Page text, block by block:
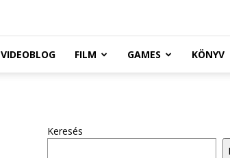
VIDEOBLOG FILM GAMES KÖNYV
Keresés